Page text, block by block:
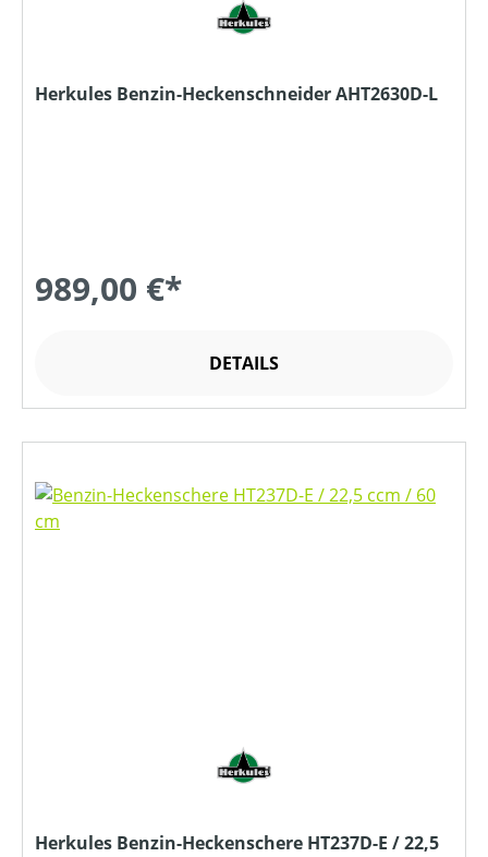
Herkules Benzin-Heckenschneider AHT2630D-L
989,00 €*
DETAILS
Herkules Benzin-Heckenschere HT237D-E / 22,5